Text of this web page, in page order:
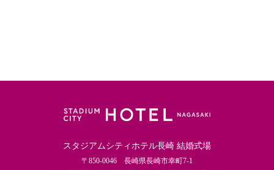
スタジアムシティホテル長崎 結婚式場
〒850-0046 長崎県長崎市幸町7-1